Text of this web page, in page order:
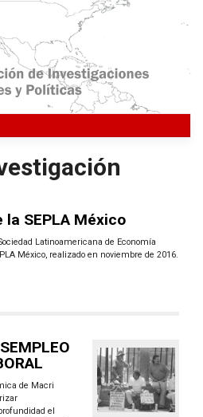
SEPLA México
Latinoamericana de Economía
México, realizado en noviembre de 2016.
de Macri
el